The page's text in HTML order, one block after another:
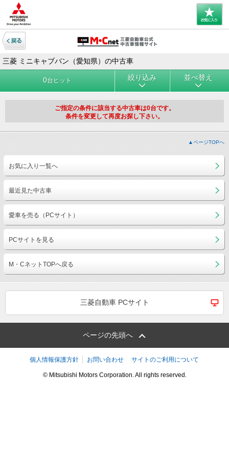
三菱 ミニキャブバン（愛知県）の中古車
0台ヒット 絞り込み 並べ替え
ご指定の条件に該当する中古車は0台です。
条件を変更して再度お探し下さい。
▲ページTOPへ
お気に入り一覧へ
最近見た中古車
愛車を売る（PCサイト）
PCサイトを見る
M・CネットTOPへ戻る
三菱自動車 PCサイト
ページの先頭へ
個人情報保護方針 お問い合わせ サイトのご利用について
© Mitsubishi Motors Corporation. All rights reserved.